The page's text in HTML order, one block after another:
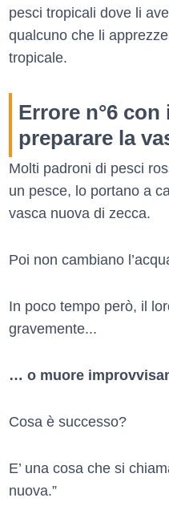
pesci tropicali dove li
qualcuno che li
tropicale.
Errore n°6
preparare la
Molti padroni di pesci
un pesce, lo portano a
vasca nuova di zecca.
Poi non cambiano
In poco tempo però, il
gravemente...
… o muore
Cosa è successo?
E’ una cosa che si
nuova.”